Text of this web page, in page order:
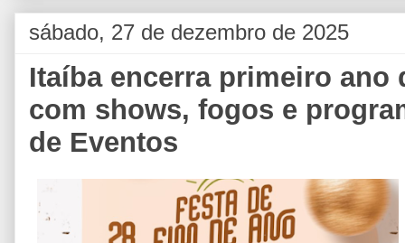
sábado, 27 de dezembro de 2025
Itaíba encerra primeiro ano
com shows, fogos e
de Eventos